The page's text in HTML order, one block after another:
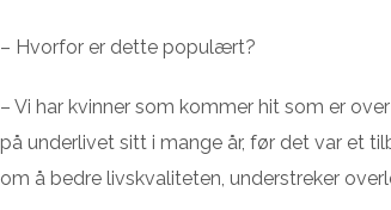
– Hvorfor er dette populært?
– Vi har kvinner som kommer hit som er
på underlivet sitt i mange år, før det var et
om å bedre livskvaliteten, understreker